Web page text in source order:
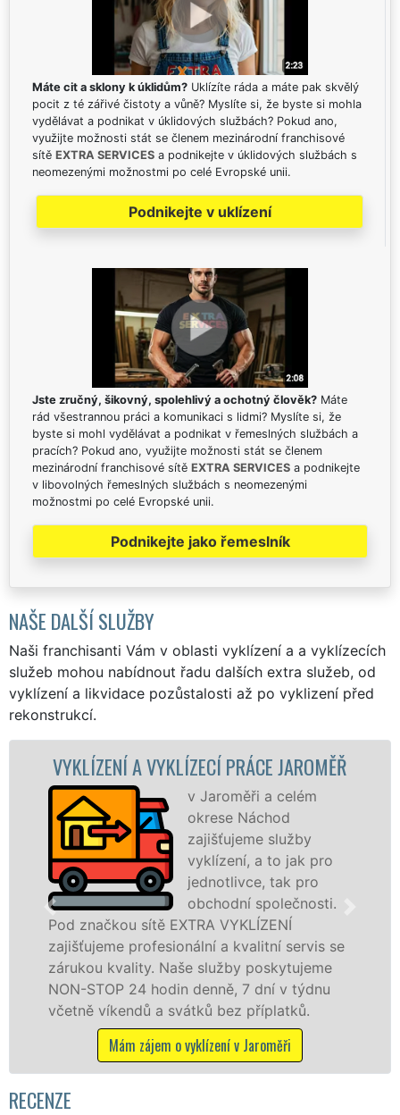
Máte cit a sklony k úklidům? Uklízíte ráda a máte pak skvělý
pocit z té zářivé čistoty a vůně? Myslíte si, že byste si mohla
vydělávat a podnikat v úklidových službách? Pokud ano,
využijte možnosti stát se členem mezinárodní franchisové
sítě EXTRA SERVICES a podnikejte v úklidových službách s
neomezenými možnostmi po celé Evropské unii.
Podnikejte v uklízení
Jste zručný, šikovný, spolehlivý a ochotný člověk? Máte
rád všestrannou práci a komunikaci s lidmi? Myslíte si, že
byste si mohl vydělávat a podnikat v řemeslných službách a
pracích? Pokud ano, využijte možnosti stát se členem
mezinárodní franchisové sítě EXTRA SERVICES a podnikejte
v libovolných řemeslných službách s neomezenými
možnostmi po celé Evropské unii.
Podnikejte jako řemeslník
NAŠE DALŠÍ SLUŽBY
Naši franchisanti Vám v oblasti vyklízení a a vyklízecích
služeb mohou nabídnout řadu dalších extra služeb, od
vyklízení a likvidace pozůstalosti až po vyklizení před
rekonstrukcí.
A VYKLÍZECÍ PRÁCE JAROMĚŘ
v Jaroměři a celém
okrese Náchod
zajišťujeme služby
vyklízení, a to jak pro
jednotlivce, tak pro
obchodní společnosti.
sítě EXTRA VYKLÍZENÍ
profesionální a kvalitní servis se
Naše služby poskytujeme
24 hodin denně, 7 dní v týdnu
a svátků bez příplatků.
Mám zájem o vyklízení v Jaroměři
jak
zárukou
STOP bez
RECENZE